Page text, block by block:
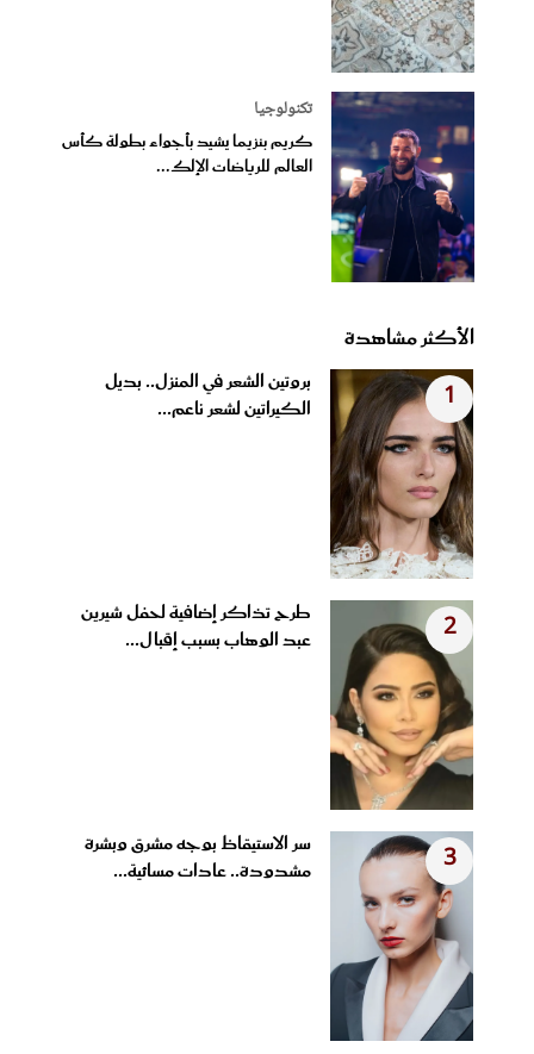
تكنولوجيا
كريم بنزيما يشيد بأجواء بطولة كأس
العالم للرياضات الإلك...
الأكثر مشاهدة
1
بروتين الشعر في المنزل.. بديل
الكيراتين لشعر ناعم...
2
طرح تذاكر إضافية لحفل شيرين
عبد الوهاب بسبب إقبال...
3
سر الاستيقاظ بوجه مشرق وبشرة
مشدودة.. عادات مسائية...